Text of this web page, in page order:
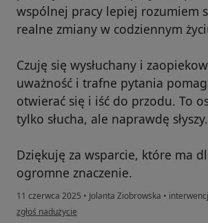
wspólnej pracy lepiej rozumiem
realne zmiany w codziennym
Czuję się wysłuchany i
uważność i trafne pytania
otwierać się i iść do przodu. To
tylko słucha, ale naprawdę słyszy.
Dziękuję za wsparcie, które ma
ogromne znaczenie.
11 czerwca 2025 • Jolanta Ziobrowska •
w opinii użytkownika ŁukaszM
zgłoś nadużycie